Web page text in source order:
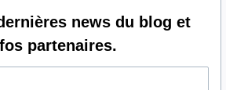
news du blog et
partenaires.